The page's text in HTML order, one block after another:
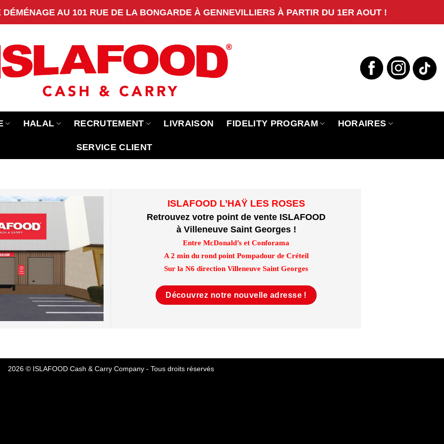
AU 101 RUE DE LA BONGARDE À GENNEVILLIERS À PARTIR DU 1ER AOUT !
HALAL RECRUTEMENT LIVRAISON FIDELITY PROGRAM HORAIRES
SERVICE CLIENT
ISLAFOOD L’HAŸ LES ROSES
Retrouvez votre point de vente ISLAFOOD
à Villeneuve Saint Georges !
Entre McDonald’s et Conforama
A 2 min du rond point Pompadour de Créteil
Sur la N6 direction Villeneuve Saint Georges
Découvrez notre nouvelle adresse !
2026 © ISLAFOOD Cash & Carry Company - Tous droits réservés